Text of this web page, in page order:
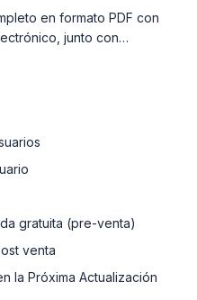
en formato PDF con
junto con
nuestros analistas. Para
la tabla de precios a
gratuita (pre-venta)
venta
la Próxima Actualización